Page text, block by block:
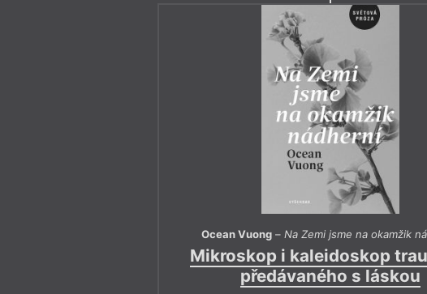
Ocean Vuong– Na Zemi jsme na okamžik
Mikroskop i kaleidoskop
předávaného s láskou